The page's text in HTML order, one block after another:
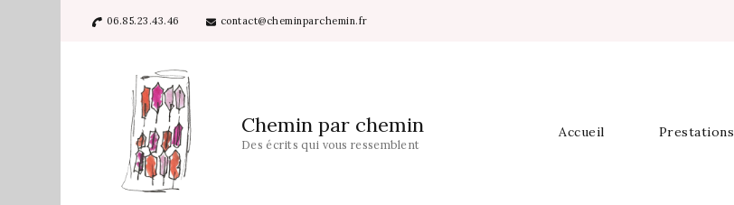
06.85.23.43.46 contact@cheminparchemin.fr
Chemin par chemin
Des écrits qui vous ressemblent
Accueil Prestations